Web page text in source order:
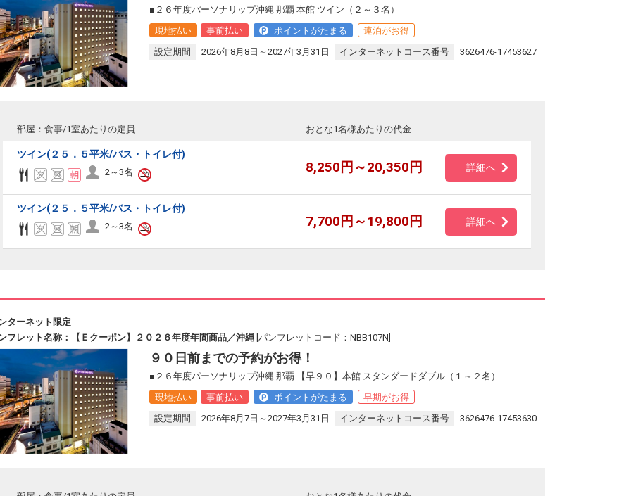
■２６年度パーソナリップ沖縄 那覇 本館 ツイン（２～３名）
現地払い
事前払い ポイントがたまる
連泊がお得
設定期間
2026年8月8日～2027年3月31日 インターネットコース番号 3626476-17453627
部屋：食事/1室あたりの定員 おとな1名様あたりの代金
ツイン(２５．５平米/バス・トイレ付)
2～3名 8,250円～20,350円 詳細へ
ツイン(２５．５平米/バス・トイレ付)
2～3名 7,700円～19,800円 詳細へ
ターネット限定
フレット名称：【Ｅクーポン】２０２６年度年間商品／沖縄 [パンフレットコード：NBB107N]
９０日前までの予約がお得！
■２６年度パーソナリップ沖縄 那覇 【早９０】本館 スタンダードダブル（１～２名）
現地払い
事前払い ポイントがたまる
早期がお得
設定期間
2026年8月7日～2027年3月31日 インターネットコース番号 3626476-17453630